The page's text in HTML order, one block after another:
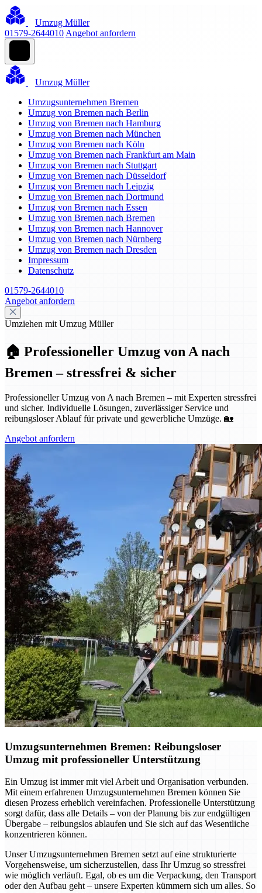
Umzug Müller
01579-2644010 Angebot anfordern
Umzug Müller
Umzugsunternehmen Bremen
Umzug von Bremen nach Berlin
Umzug von Bremen nach Hamburg
Umzug von Bremen nach München
Umzug von Bremen nach Köln
Umzug von Bremen nach Frankfurt am Main
Umzug von Bremen nach Stuttgart
Umzug von Bremen nach Düsseldorf
Umzug von Bremen nach Leipzig
Umzug von Bremen nach Dortmund
Umzug von Bremen nach Essen
Umzug von Bremen nach Bremen
Umzug von Bremen nach Hannover
Umzug von Bremen nach Nürnberg
Umzug von Bremen nach Dresden
Impressum
Datenschutz
01579-2644010
Angebot anfordern
Umziehen mit Umzug Müller
🏠 Professioneller Umzug von A nach
Bremen – stressfrei & sicher
Professioneller Umzug von A nach Bremen – mit Experten stressfrei
und sicher. Individuelle Lösungen, zuverlässiger Service und
reibungsloser Ablauf für private und gewerbliche Umzüge. 🏡
Angebot anfordern
Umzugsunternehmen Bremen: Reibungsloser
Umzug mit professioneller Unterstützung
Ein Umzug ist immer mit viel Arbeit und Organisation verbunden.
Mit einem erfahrenen Umzugsunternehmen Bremen können Sie
diesen Prozess erheblich vereinfachen. Professionelle Unterstützung
sorgt dafür, dass alle Details – von der Planung bis zur endgültigen
Übergabe – reibungslos ablaufen und Sie sich auf das Wesentliche
konzentrieren können.
Unser Umzugsunternehmen Bremen setzt auf eine strukturierte
Vorgehensweise, um sicherzustellen, dass Ihr Umzug so stressfrei
wie möglich verläuft. Egal, ob es um die Verpackung, den Transport
oder den Aufbau geht – unsere Experten kümmern sich um alles. So